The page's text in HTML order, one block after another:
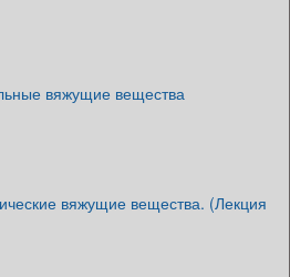
вяжущие вещества
вяжущие вещества. (Лекция